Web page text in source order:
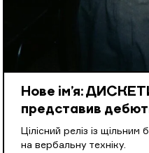
Нове ім’я:
представив
Цілісний реліз із
на вербальну техніку.